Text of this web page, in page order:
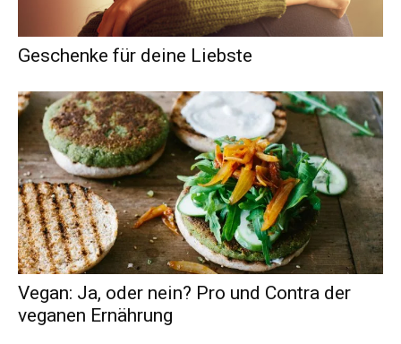
Geschenke für deine Liebste
Vegan: Ja, oder nein? Pro und Contra der
veganen Ernährung